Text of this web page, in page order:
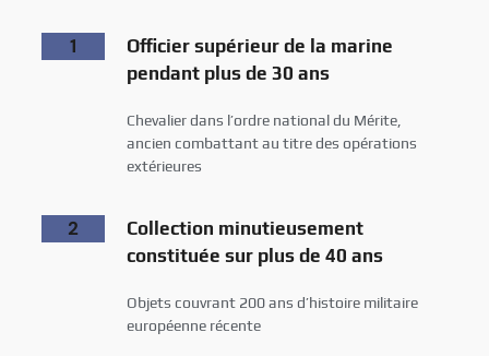
1
Officier supérieur de la marine
pendant plus de 30 ans
Chevalier dans l’ordre national du Mérite,
ancien combattant au titre des opérations
extérieures
2
Collection minutieusement
constituée sur plus de 40 ans
Objets couvrant 200 ans d’histoire militaire
européenne récente